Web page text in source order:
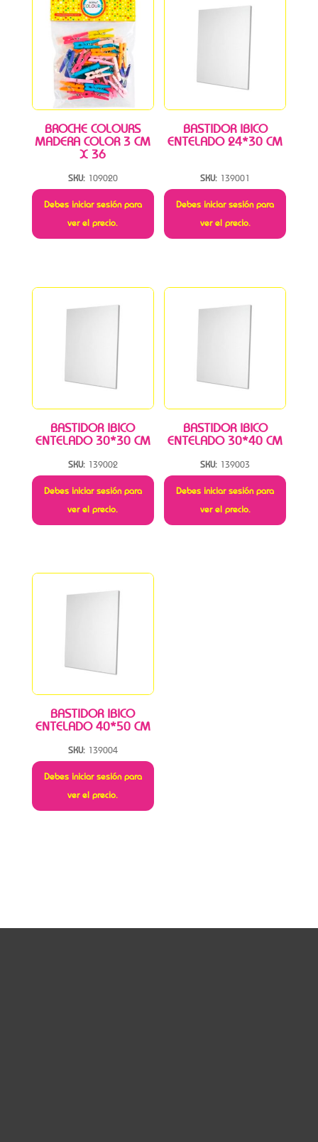
BROCHE COLOURS
MADERA COLOR 3 CM
X 36
SKU: 109020
Debes iniciar sesión para
ver el precio.
BASTIDOR IBICO
ENTELADO 24*30 CM
SKU: 139001
Debes iniciar sesión para
ver el precio.
BASTIDOR IBICO
ENTELADO 30*30 CM
SKU: 139002
Debes iniciar sesión para
ver el precio.
BASTIDOR IBICO
ENTELADO 30*40 CM
SKU: 139003
Debes iniciar sesión para
ver el precio.
BASTIDOR IBICO
ENTELADO 40*50 CM
SKU: 139004
Debes iniciar sesión para
ver el precio.